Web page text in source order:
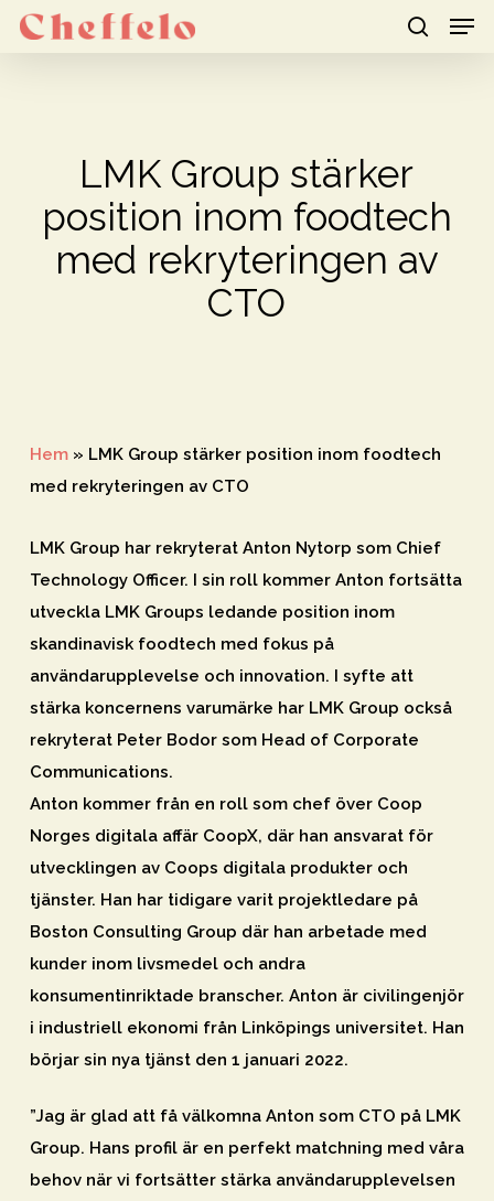
Skip
LMK Group stärker
position inom foodtech
med rekryteringen av
CTO
Hem» LMK Group stärker position inom foodtech
med rekryteringen av CTO
LMK Group har rekryterat Anton Nytorp som Chief
Technology Officer. I sin roll kommer Anton fortsätta
utveckla LMK Groups ledande position inom
skandinavisk foodtech med fokus på
användarupplevelse och innovation. I syfte att
stärka koncernens varumärke har LMK Group också
rekryterat Peter Bodor som Head of Corporate
Communications.
Anton kommer från en roll som chef över Coop
Norges digitala affär CoopX, där han ansvarat för
utvecklingen av Coops digitala produkter och
tjänster. Han har tidigare varit projektledare på
Boston Consulting Group där han arbetade med
kunder inom livsmedel och andra
konsumentinriktade branscher. Anton är civilingenjör
i industriell ekonomi från Linköpings universitet. Han
börjar sin nya tjänst den 1 januari 2022.
”Jag är glad att få välkomna Anton som CTO på LMK
Group. Hans profil är en perfekt matchning med våra
behov när vi fortsätter stärka användarupplevelsen